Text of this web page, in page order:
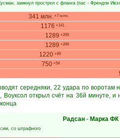
, замкнул прострел с фланга (пас - Френдли
341 млн. +7 млн.
1176 +141
1289 +269
1289 +269
1220+69
750+54
середняки, 22 удара по воротам
открыл счёт на 36й минуте,
Радсан - Марка ФК
, со штрафного